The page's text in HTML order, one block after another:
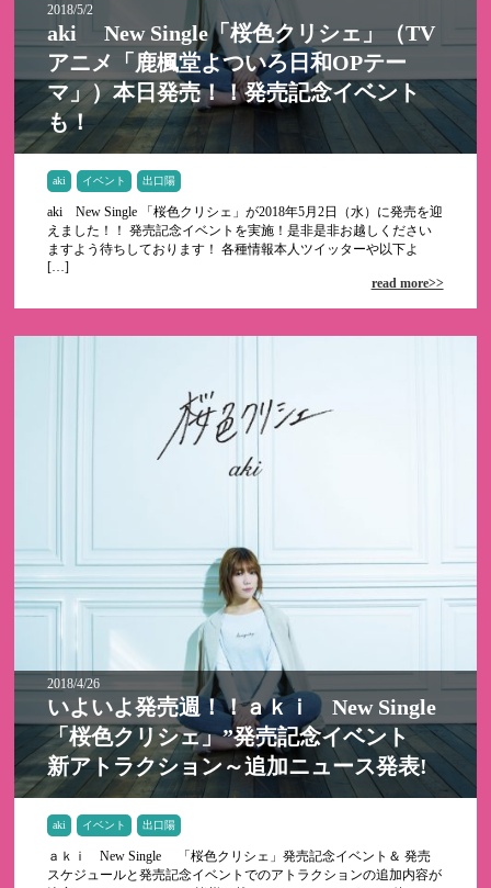
2018/5/2
aki New Single「桜色クリシェ」（TV
アニメ「鹿楓堂よついろ日和OPテー
マ」）本日発売！！発売記念イベント
も！
aki イベント 出口陽
aki New Single 「桜色クリシェ」が2018年5月2日（水）に発売を迎
えました！！ 発売記念イベントを実施！是非是非お越しください
ますよう待ちしております！ 各種情報本人ツイッターや以下よ
[…]
read more>>
2018/4/26
いよいよ発売週！！ａｋｉ New Single
「桜色クリシェ」”発売記念イベント
新アトラクション～追加ニュース発表!
aki イベント 出口陽
ａｋｉ New Single 「桜色クリシェ」発売記念イベント＆ 発売
スケジュールと発売記念イベントでのアトラクションの追加内容が